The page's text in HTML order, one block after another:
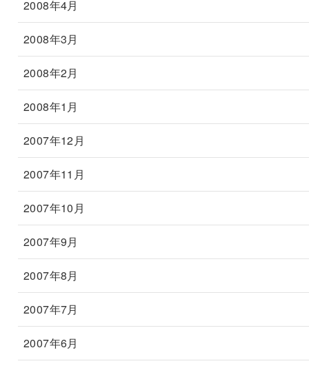
2008年4月
2008年3月
2008年2月
2008年1月
2007年12月
2007年11月
2007年10月
2007年9月
2007年8月
2007年7月
2007年6月